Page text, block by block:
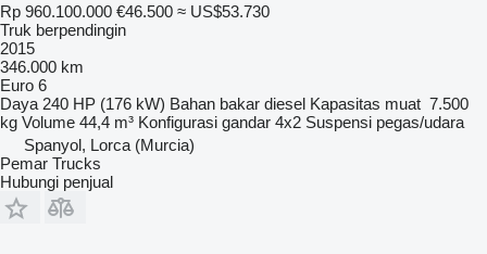
Rp 960.100.000 €46.500 ≈ US$53.730
Truk berpendingin
2015
346.000 km
Euro 6
Daya 240 HP (176 kW) Bahan bakar diesel Kapasitas muat 7.500
kg Volume 44,4 m³ Konfigurasi gandar 4x2 Suspensi pegas/udara
Spanyol, Lorca (Murcia)
Pemar Trucks
Hubungi penjual